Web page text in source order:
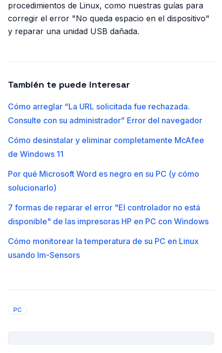
procedimientos de Linux, como nuestras guías para
corregir el error "No queda espacio en el dispositivo"
y reparar una unidad USB dañada.
También te puede interesar
Cómo arreglar “La URL solicitada fue rechazada.
Consulte con su administrador” Error del navegador
Cómo desinstalar y eliminar completamente McAfee
de Windows 11
Por qué Microsoft Word es negro en su PC (y cómo
solucionarlo)
7 formas de reparar el error "El controlador no está
disponible" de las impresoras HP en PC con Windows
Cómo monitorear la temperatura de su PC en Linux
usando lm-Sensors
PC